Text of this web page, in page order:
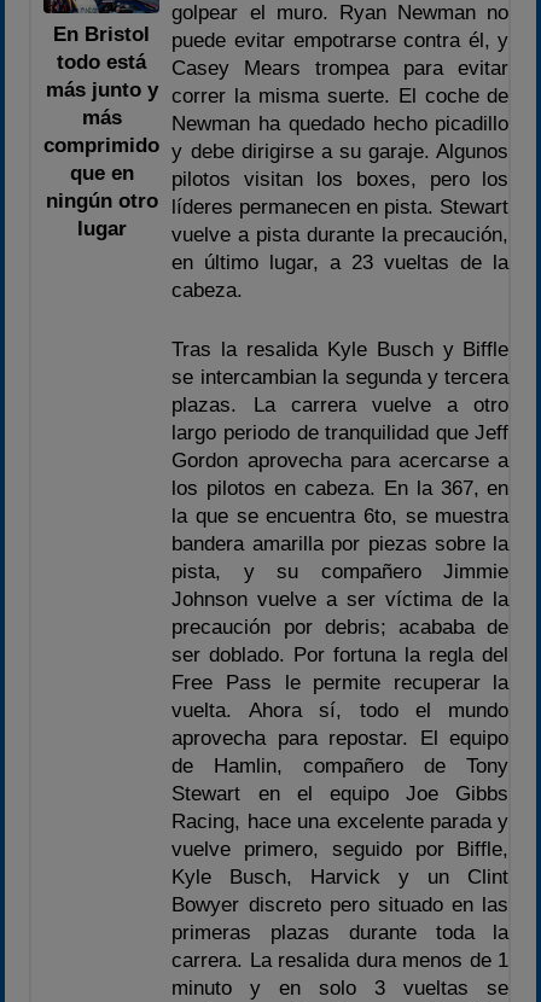
En Bristol
todo está
más junto y
más
comprimido
que en
ningún otro
lugar
golpear el muro. Ryan Newman no
puede evitar empotrarse contra él, y
Casey Mears trompea para evitar
correr la misma suerte. El coche de
Newman ha quedado hecho picadillo
y debe dirigirse a su garaje. Algunos
pilotos visitan los boxes, pero los
líderes permanecen en pista. Stewart
vuelve a pista durante la precaución,
en último lugar, a 23 vueltas de la
cabeza.
Tras la resalida Kyle Busch y Biffle
se intercambian la segunda y tercera
plazas. La carrera vuelve a otro
largo periodo de tranquilidad que Jeff
Gordon aprovecha para acercarse a
los pilotos en cabeza. En la 367, en
la que se encuentra 6to, se muestra
bandera amarilla por piezas sobre la
pista, y su compañero Jimmie
Johnson vuelve a ser víctima de la
precaución por debris; acababa de
ser doblado. Por fortuna la regla del
Free Pass le permite recuperar la
vuelta. Ahora sí, todo el mundo
aprovecha para repostar. El equipo
de Hamlin, compañero de Tony
Stewart en el equipo Joe Gibbs
Racing, hace una excelente parada y
vuelve primero, seguido por Biffle,
Kyle Busch, Harvick y un Clint
Bowyer discreto pero situado en las
primeras plazas durante toda la
carrera. La resalida dura menos de 1
minuto y en solo 3 vueltas se